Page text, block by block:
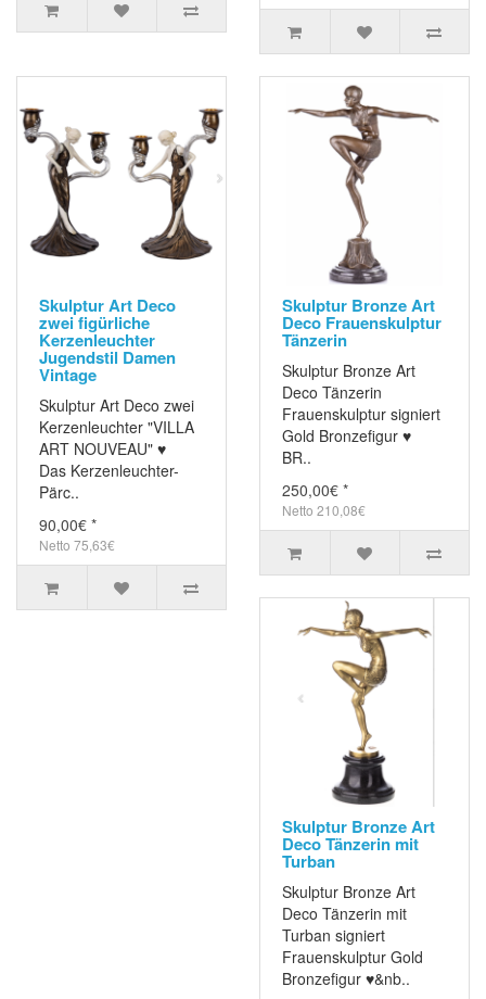
Skulptur Art Deco
zwei figürliche
Kerzenleuchter
Jugendstil Damen
Vintage
Skulptur Art Deco zwei
Kerzenleuchter "VILLA
ART NOUVEAU" ♥
Das Kerzenleuchter-
Pärc..
90,00€ *
Netto 75,63€
Skulptur Bronze Art
Deco Frauenskulptur
Tänzerin
Skulptur Bronze Art
Deco Tänzerin
Frauenskulptur signiert
Gold Bronzefigur ♥
BR..
250,00€ *
Netto 210,08€
Skulptur Bronze Art
Deco Tänzerin mit
Turban
Skulptur Bronze Art
Deco Tänzerin mit
Turban signiert
Frauenskulptur Gold
Bronzefigur ♥&nb..